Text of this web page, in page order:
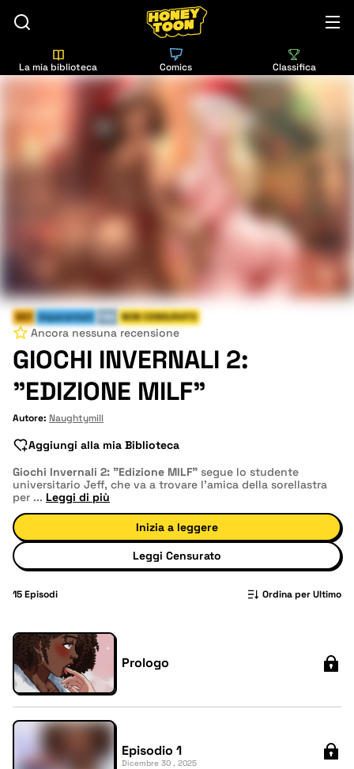
La mia biblioteca Comics Classifica
Milf Imparentati NON CENSURATO
Ancora nessuna recensione
GIOCHI INVERNALI 2:
"EDIZIONE MILF"
Autore: Naughtymill
Aggiungi alla mia Biblioteca
Giochi Invernali 2: "Edizione MILF" segue lo studente
universitario Jeff, che va a trovare l'amica della sorellastra
per ... Leggi di più
Inizia a leggere
Leggi Censurato
15Episodi Ordina per Ultimo
Prologo
Episodio 1
Dicembre 30 , 2025